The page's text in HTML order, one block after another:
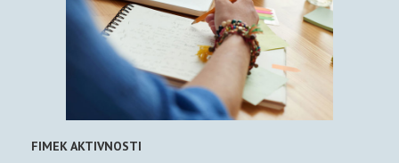
FIMEK AKTIVNOSTI